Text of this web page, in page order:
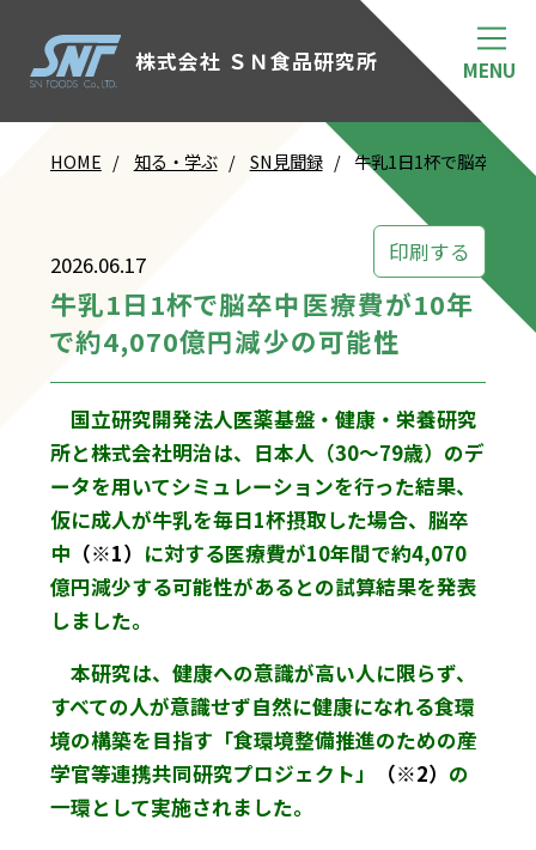
株式会社 ＳＮ食品研究所
HOME 知る・学ぶ SN見聞録 牛乳1日1杯で脳卒中医
印刷する
2026.06.17
牛乳1日1杯で脳卒中医療費が10年
で約4,070億円減少の可能性
国立研究開発法人医薬基盤・健康・栄養研究
所と株式会社明治は、日本人（30～79歳）のデ
ータを用いてシミュレーションを行った結果、
仮に成人が牛乳を毎日1杯摂取した場合、脳卒
中 （※1） に対する医療費が10年間で約4,070
億円減少する可能性があるとの試算結果を発表
しました。
本研究は、健康への意識が高い人に限らず、
すべての人が意識せず自然に健康になれる食環
境の構築を目指す「食環境整備推進のための産
学官等連携共同研究プロジェクト」
（※2） の
一環として実施されました。